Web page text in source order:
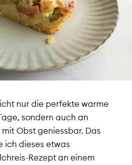
nur die perfekte warme
sondern auch an
Obst geniessbar. Das
ich dieses etwas
Rezept an einem